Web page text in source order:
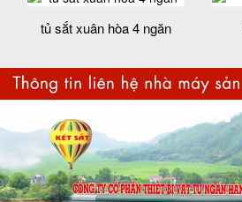
tủ sắt xuân hòa 4 ngăn